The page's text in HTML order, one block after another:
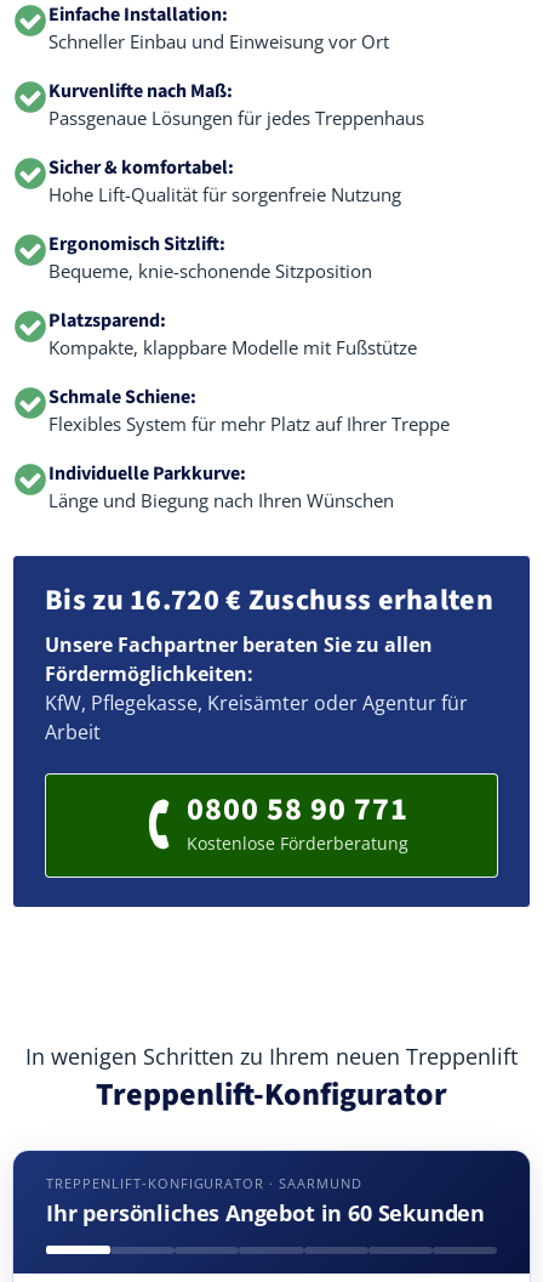
Einfache Installation:
Schneller Einbau und Einweisung vor Ort
Kurvenlifte nach Maß:
Passgenaue Lösungen für jedes Treppenhaus
Sicher & komfortabel:
Hohe Lift-Qualität für sorgenfreie Nutzung
Ergonomisch Sitzlift:
Bequeme, knie-schonende Sitzposition
Platzsparend:
Kompakte, klappbare Modelle mit Fußstütze
Schmale Schiene:
Flexibles System für mehr Platz auf Ihrer Treppe
Individuelle Parkkurve:
Länge und Biegung nach Ihren Wünschen
Bis zu 16.720 € Zuschuss erhalten
Unsere Fachpartner beraten Sie zu allen
Fördermöglichkeiten:
KfW, Pflegekasse, Kreisämter oder Agentur für
Arbeit
0800 58 90 771
Kostenlose Förderberatung
In wenigen Schritten zu Ihrem neuen Treppenlift
Treppenlift-Konfigurator
TREPPENLIFT-KONFIGURATOR · SAARMUND
Ihr persönliches Angebot in 60 Sekunden